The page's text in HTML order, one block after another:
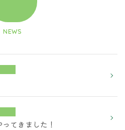
NEWS
てきました！